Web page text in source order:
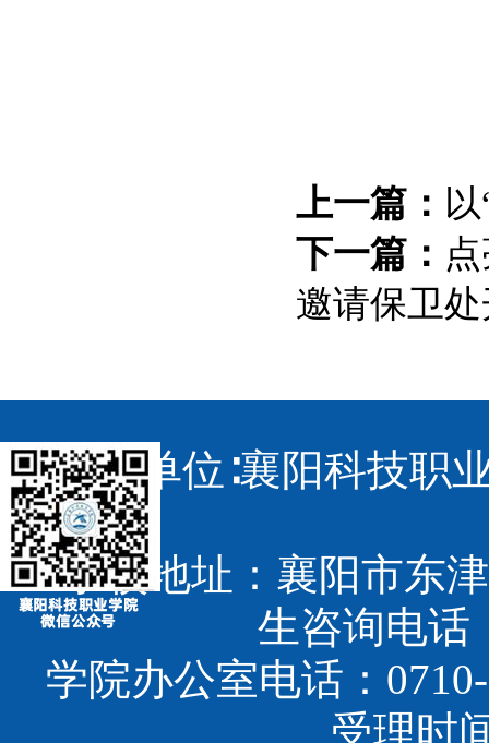
上一篇：
下一篇：
邀请保卫
主办单位∶襄阳科技
学校地址：襄阳市东
生咨询电话
学院办公室电话：
受理时